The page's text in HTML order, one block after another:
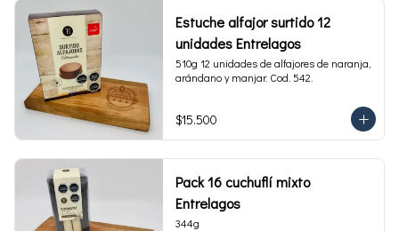
Estuche alfajor surtido 12
unidades Entrelagos
510g 12 unidades de alfajores de naranja,
arándano y manjar. Cod. 542.
$15.500
Pack 16 cuchuflí mixto
Entrelagos
344g